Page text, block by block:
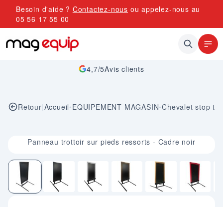
Allez au contenu
Besoin d'aide ? Contactez-nous ou appelez-nous au
05 56 17 55 00
4,7/5Avis clients
Retour|Accueil•EQUIPEMENT MAGASIN•Chevalet stop
Image 1 sur 7
Panneau trottoir sur pieds ressorts - Cadre noir